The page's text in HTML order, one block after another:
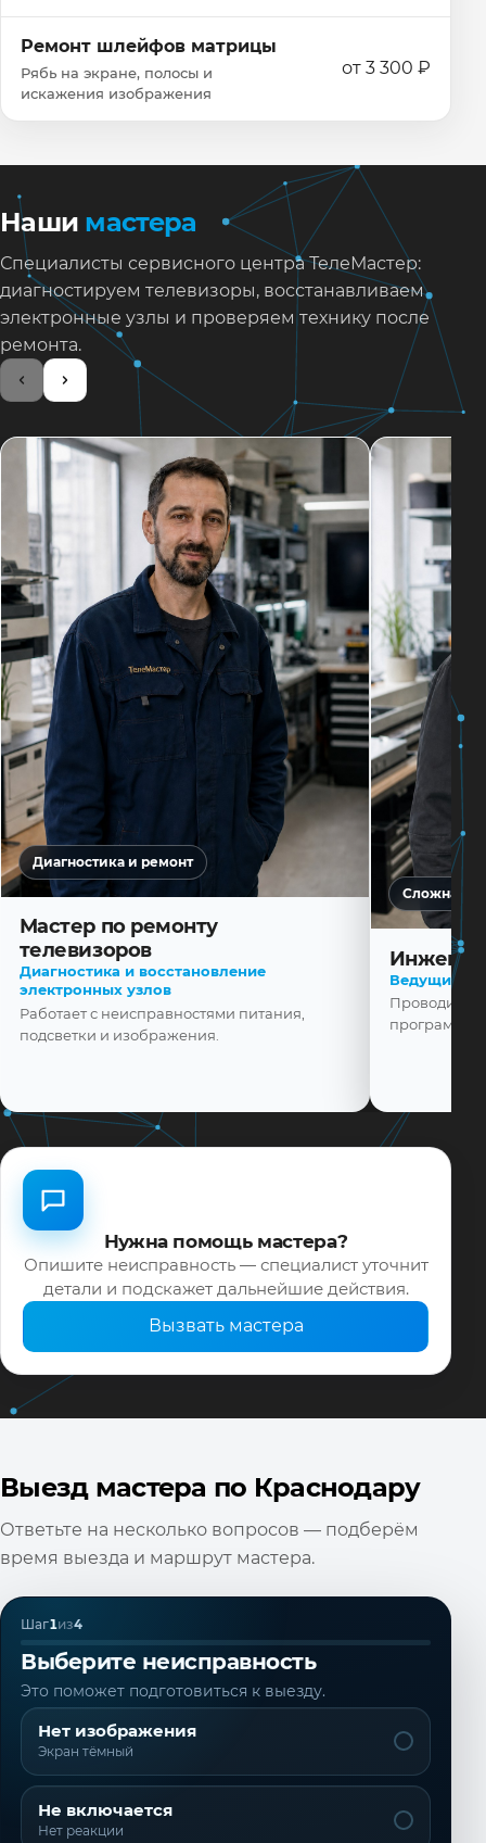
Ремонт шлейфов матрицы
Рябь на экране, полосы и
искажения изображения
от 3 300 ₽
Наши мастера
Специалисты сервисного центра ТелеМастер:
диагностируем телевизоры, восстанавливаем
электронные узлы и проверяем технику после
ремонта.
Диагностика и ремонт
Мастер по ремонту
телевизоров
Диагностика и восстановление
электронных узлов
Работает с неисправностями питания,
подсветки и изображения.
Сложная
Ведущий
Проводит
Нужна помощь мастера?
Опишите неисправность — специалист уточнит
детали и подскажет дальнейшие действия.
Вызвать мастера
Выезд мастера по Краснодару
Ответьте на несколько вопросов — подберём
время выезда и маршрут мастера.
Шаг1из4
Выберите неисправность
Это поможет подготовиться к выезду.
Нет изображения
Экран тёмный
Не включается
Нет реакции